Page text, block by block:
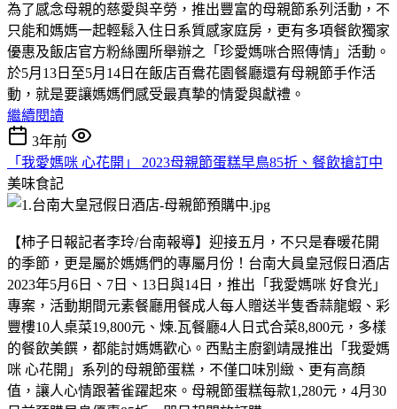
為了感念母親的慈愛與辛勞，推出豐富的母親節系列活動，不
只能和媽媽一起輕鬆入住日系質感家庭房，更有多項餐飲獨家
優惠及飯店官方粉絲團所舉辦之「珍愛媽咪合照傳情」活動。
於5月13日至5月14日在飯店百鴦花園餐廳還有母親節手作活
動，就是要讓媽媽們感受最真摯的情愛與獻禮。
繼續閱讀
3年前
「我愛媽咪 心花開」 2023母親節蛋糕早鳥85折、餐飲搶訂中
美味食記
【柿子日報記者李玲/台南報導】迎接五月，不只是春暖花開
的季節，更是屬於媽媽們的專屬月份！台南大員皇冠假日酒店
2023年5月6日、7日、13日與14日，推出「我愛媽咪 好食光」
專案，活動期間元素餐廳用餐成人每人贈送半隻香蒜龍蝦、彩
豐樓10人桌菜19,800元、煉.瓦餐廳4人日式合菜8,800元，多樣
的餐飲美饌，都能討媽媽歡心。西點主廚劉靖晟推出「我愛媽
咪 心花開」系列的母親節蛋糕，不僅口味別緻、更有高顏
值，讓人心情跟著雀躍起來。母親節蛋糕每款1,280元，4月30